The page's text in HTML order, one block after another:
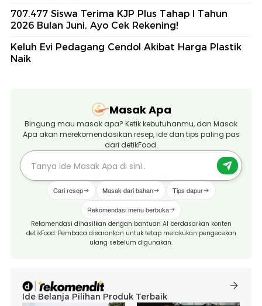
707.477 Siswa Terima KJP Plus Tahap I Tahun
2026 Bulan Juni, Ayo Cek Rekening!
Keluh Evi Pedagang Cendol Akibat Harga Plastik
Naik
Masak Apa
Bingung mau masak apa? Ketik kebutuhanmu, dan Masak
Apa akan merekomendasikan resep, ide dan tips paling pas
dari detikFood.
Cari resep Masak dari bahan Tips dapur
Rekomendasi menu berbuka
Rekomendasi dihasilkan dengan bantuan AI berdasarkan konten
detikFood. Pembaca disarankan untuk tetap melakukan pengecekan
ulang sebelum digunakan.